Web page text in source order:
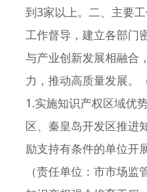
到3家以上。二、主要
工作督导，建立各部门
与产业创新发展相融合
力，推动高质量发展。
1.实施知识产权区域优
区、秦皇岛开发区推进
励支持有条件的单位开
（责任单位：市市场